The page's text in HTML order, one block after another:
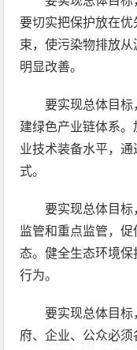
要切实把保护放在
束，使污染物排放
明显改善。
要实现总体目
建绿色产业链体系
业技术装备水平，
式。
要实现总体目
监管和重点监管，
态。健全生态环境
行为。
要实现总体目
府、企业、公众必